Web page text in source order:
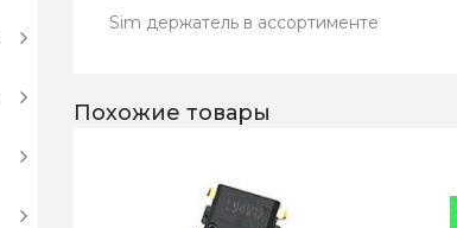
Sim держатель в ассортименте
Похожие товары